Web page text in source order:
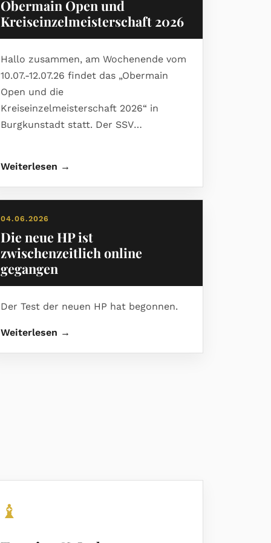
Obermain Open und
Kreiseinzelmeisterschaft 2026
Hallo zusammen, am Wochenende vom
10.07.-12.07.26 findet das „Obermain
Open und die
Kreiseinzelmeisterschaft 2026“ in
Burgkunstadt statt. Der SSV
Weiterlesen →
04.06.2026
Die neue HP ist
zwischenzeitlich online
gegangen
Der Test der neuen HP hat begonnen.
Weiterlesen →
♝